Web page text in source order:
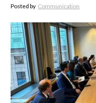
Posted by Communication